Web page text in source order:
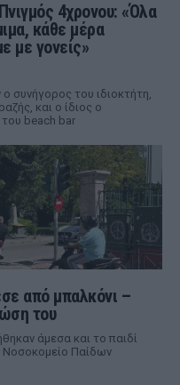
4χρονου: «Όλα
κάθε μέρα
με γονείς»
συνήγορος του ιδιοκτήτη,
και ο ίδιος ο
του beach bar
από μπαλκόνι –
του
άμεσα και το παιδί
Παίδων